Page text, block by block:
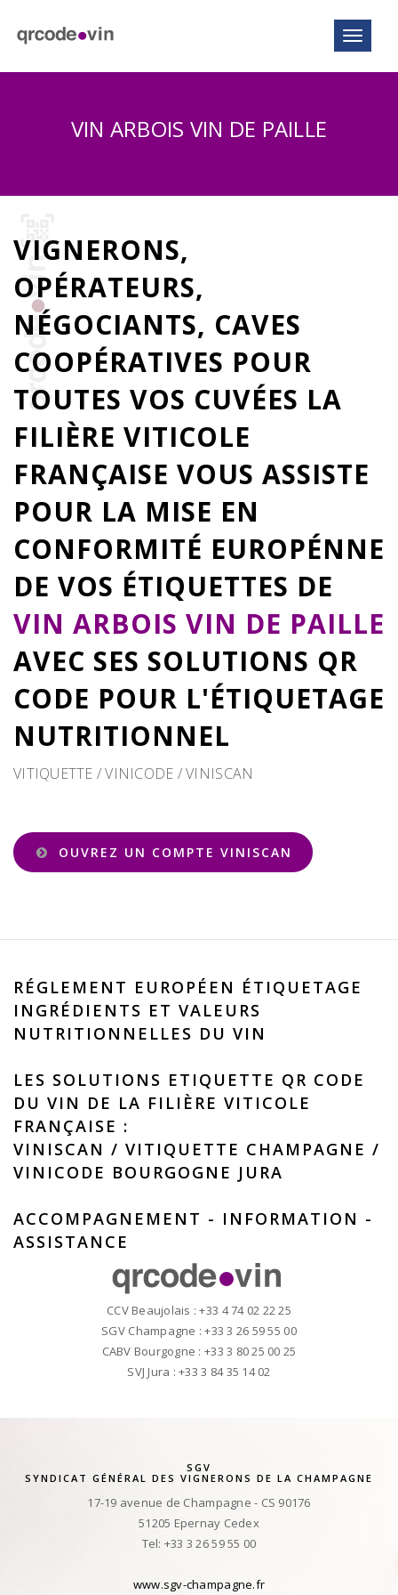
Toggle
VIN ARBOIS VIN DE PAILLE
VIGNERONS,
OPÉRATEURS,
NÉGOCIANTS, CAVES
COOPÉRATIVES POUR
TOUTES VOS CUVÉES LA
FILIÈRE VITICOLE
FRANÇAISE VOUS ASSISTE
POUR LA MISE EN
CONFORMITÉ EUROPÉNNE
DE VOS ÉTIQUETTES DE
VIN ARBOIS VIN DE PAILLE
AVEC SES SOLUTIONS QR
CODE POUR L'ÉTIQUETAGE
NUTRITIONNEL
VITIQUETTE / VINICODE / VINISCAN
OUVREZ UN COMPTE VINISCAN
RÉGLEMENT EUROPÉEN ÉTIQUETAGE
INGRÉDIENTS ET VALEURS
NUTRITIONNELLES DU VIN
LES SOLUTIONS ETIQUETTE QR CODE
DU VIN DE LA FILIÈRE VITICOLE
FRANÇAISE :
VINISCAN / VITIQUETTE CHAMPAGNE /
VINICODE BOURGOGNE JURA
ACCOMPAGNEMENT - INFORMATION -
ASSISTANCE
CCV Beaujolais : +33 4 74 02 22 25
SGV Champagne : +33 3 26 59 55 00
CABV Bourgogne : +33 3 80 25 00 25
SVJ Jura : +33 3 84 35 14 02
SGV
SYNDICAT GÉNÉRAL DES VIGNERONS DE LA CHAMPAGNE
17-19 avenue de Champagne - CS 90176
51205 Epernay Cedex
Tel: +33 3 26 59 55 00
www.sgv-champagne.fr